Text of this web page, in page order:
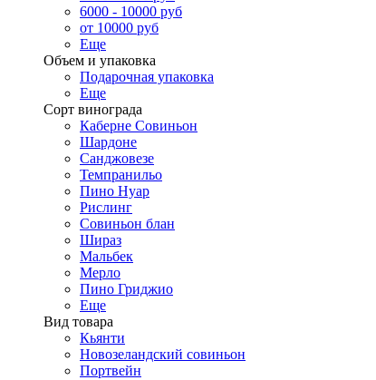
6000 - 10000 руб
от 10000 руб
Еще
Объем и упаковка
Подарочная упаковка
Еще
Сорт винограда
Каберне Совиньон
Шардоне
Санджовезе
Темпранильо
Пино Нуар
Рислинг
Совиньон блан
Шираз
Мальбек
Мерло
Пино Гриджио
Еще
Вид товара
Кьянти
Новозеландский совиньон
Портвейн